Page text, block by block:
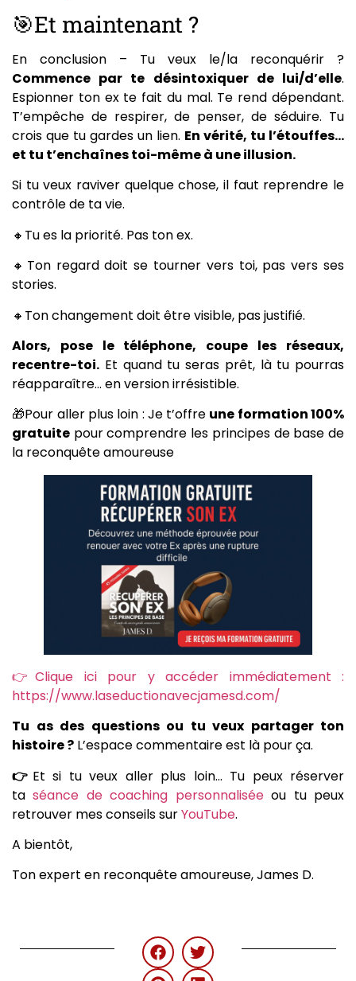
🎯Et maintenant ?
En conclusion – Tu veux le/la reconquérir ?
Commence par te désintoxiquer de lui/d’elle.
Espionner ton ex te fait du mal. Te rend dépendant.
T’empêche de respirer, de penser, de séduire. Tu
crois que tu gardes un lien. En vérité, tu l’étouffes…
et tu t’enchaînes toi-même à une illusion.
Si tu veux raviver quelque chose, il faut reprendre le
contrôle de ta vie.
🔸Tu es la priorité. Pas ton ex.
🔸Ton regard doit se tourner vers toi, pas vers ses
stories.
🔸Ton changement doit être visible, pas justifié.
Alors, pose le téléphone, coupe les réseaux,
recentre-toi. Et quand tu seras prêt, là tu pourras
réapparaître… en version irrésistible.
🎁Pour aller plus loin : Je t’offre une formation 100%
gratuite pour comprendre les principes de base de
la reconquête amoureuse
👉Clique ici pour y accéder immédiatement :
https://www.laseductionavecjamesd.com/
Tu as des questions ou tu veux partager ton
histoire ? L’espace commentaire est là pour ça.
👉 Et si tu veux aller plus loin… Tu peux réserver
taséance de coaching personnaliséeou tu peux
retrouver mes conseils surYouTube.
A bientôt,
Ton expert en reconquête amoureuse, James D.